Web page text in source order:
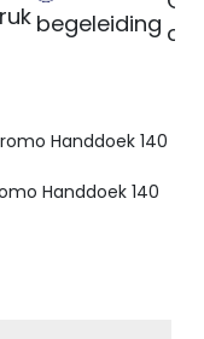
begeleiding
Handdoek 140
Handdoek 140